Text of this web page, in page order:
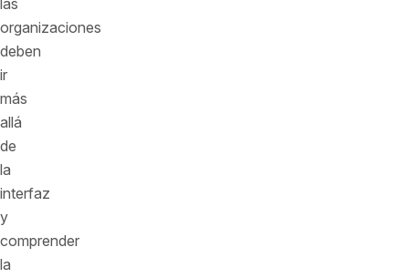
las
organizaciones
deben
ir
más
allá
de
la
interfaz
y
comprender
la